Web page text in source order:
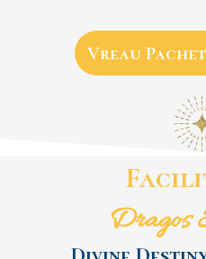
Vreau
Dragos